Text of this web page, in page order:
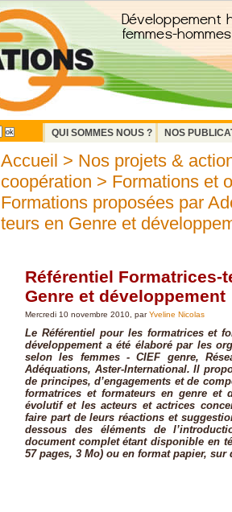
QUI SOMMES NOUS ?
NOS
Accueil > Nos projets &
coopération > Formations et
Formations proposées par
teurs en Genre et
Référentiel Formatrices-
Genre et développement
Mercredi 10 novembre 2010, parYveline Nicolas
Le Référentiel pour les formatrices et
développement a été élaboré par les
selon les femmes - CIEF genre,
Adéquations, Aster-International. Il
de principes, d’engagements et de
formatrices et formateurs en genre et
évolutif et les acteurs et actrices
faire part de leurs réactions et
dessous des éléments de
document complet étant disponible en
57 pages, 3 Mo) ou en format papier, sur